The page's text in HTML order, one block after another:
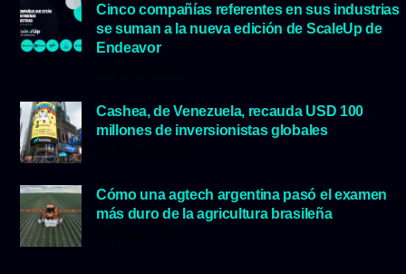
Cinco compañías referentes en sus industrias
se suman a la nueva edición de ScaleUp de
Endeavor
Cashea, de Venezuela, recauda USD 100
millones de inversionistas globales
Cómo una agtech argentina pasó el examen
más duro de la agricultura brasileña